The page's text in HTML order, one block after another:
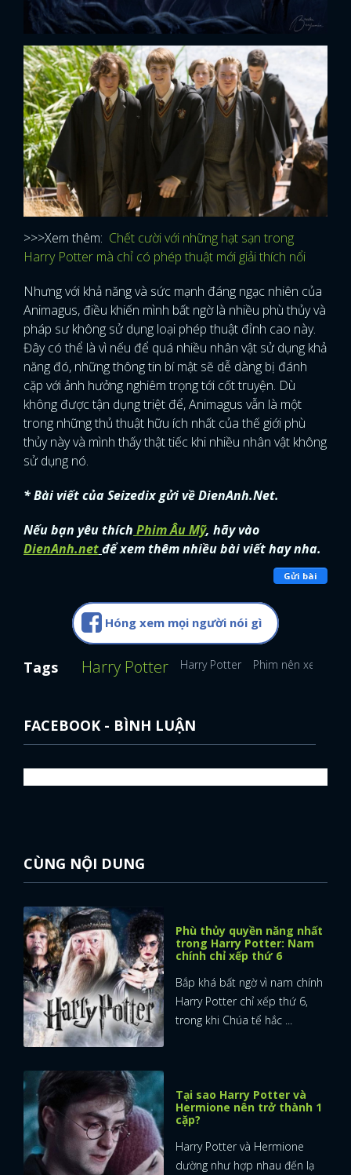
>>>Xem thêm: Chết cười với những hạt sạn trong
Harry Potter mà chỉ có phép thuật mới giải thích nổi
Nhưng với khả năng và sức mạnh đáng ngạc nhiên của
Animagus, điều khiến mình bất ngờ là nhiều phù thủy và
pháp sư không sử dụng loại phép thuật đỉnh cao này.
Đây có thể là vì nếu để quá nhiều nhân vật sử dụng khả
năng đó, những thông tin bí mật sẽ dễ dàng bị đánh
cặp với ảnh hưởng nghiêm trọng tới cốt truyện. Dù
không được tận dụng triệt để, Animagus vẫn là một
trong những thủ thuật hữu ích nhất của thế giới phù
thủy này và mình thấy thật tiếc khi nhiều nhân vật không
sử dụng nó.
* Bài viết của Seizedix gửi về DienAnh.Net.
Nếu bạn yêu thích Phim Âu Mỹ, hãy vào
DienAnh.netđể xem thêm nhiều bài viết hay nha.
Gửi bài
Hóng xem mọi người nói gì
Tags Harry Potter Harry Potter Phim nên xem
FACEBOOK - BÌNH LUẬN
CÙNG NỘI DUNG
Phù thủy quyền năng nhất
trong Harry Potter: Nam
chính chỉ xếp thứ 6
Bắp khá bất ngờ vì nam chính
Harry Potter chỉ xếp thứ 6,
trong khi Chúa tể hắc ...
Tại sao Harry Potter và
Hermione nên trở thành 1
cặp?
Harry Potter và Hermione
dường như hợp nhau đến lạ